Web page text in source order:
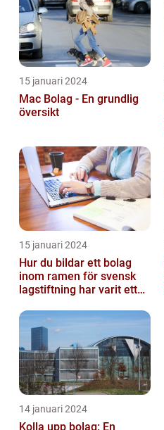
15 januari 2024
Mac Bolag - En grundlig
översikt
15 januari 2024
Hur du bildar ett bolag
inom ramen för svensk
lagstiftning har varit ett
läng...
14 januari 2024
Kolla upp bolag: En